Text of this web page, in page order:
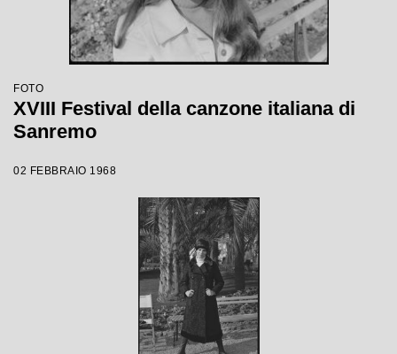
FOTO
XVIII Festival della canzone italiana di
Sanremo
02 FEBBRAIO 1968